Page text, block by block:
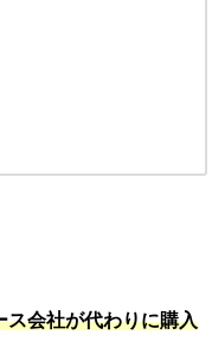
ス会社が代わりに購入